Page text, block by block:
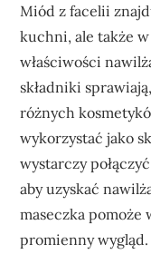
Miód z facelii
kuchni, ale także
właściwości
składniki
różnych
wykorzystać jako
wystarczy
aby uzyskać
maseczka pomoże
promienny